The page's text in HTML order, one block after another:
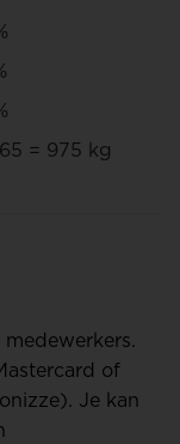
= 975 kg
of
Je kan